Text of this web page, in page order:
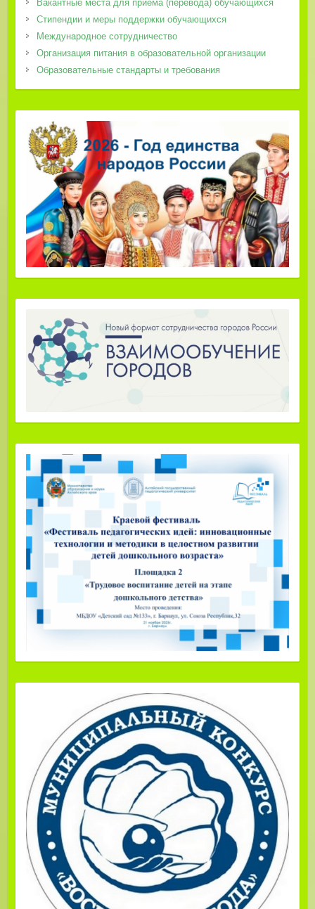
Вакантные места для приема (перевода) обучающихся
Стипендии и меры поддержки обучающихся
Международное сотрудничество
Организация питания в образовательной организации
Образовательные стандарты и требования